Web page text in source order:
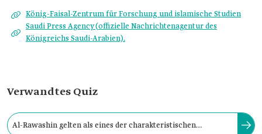
König-Faisal-Zentrum für Forschung und islamische Studien
Saudi Press Agency (offizielle Nachrichtenagentur des
Königreichs Saudi-Arabien).
Verwandtes Quiz
Al-Rawashin gelten als eines der charakteristischen